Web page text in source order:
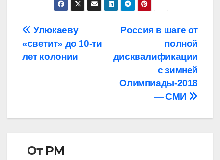
Навигация
по
Россия в шаге от
полной
дисквалификации
с зимней
Олимпиады-2018
— СМИ
Улюкаеву
«светит» до 10-ти
лет колонии
От РМ